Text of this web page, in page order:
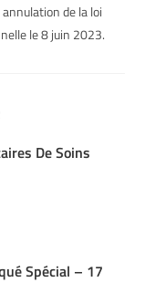
de la loi
le 8 juin 2023.
De Soins
Spécial – 17